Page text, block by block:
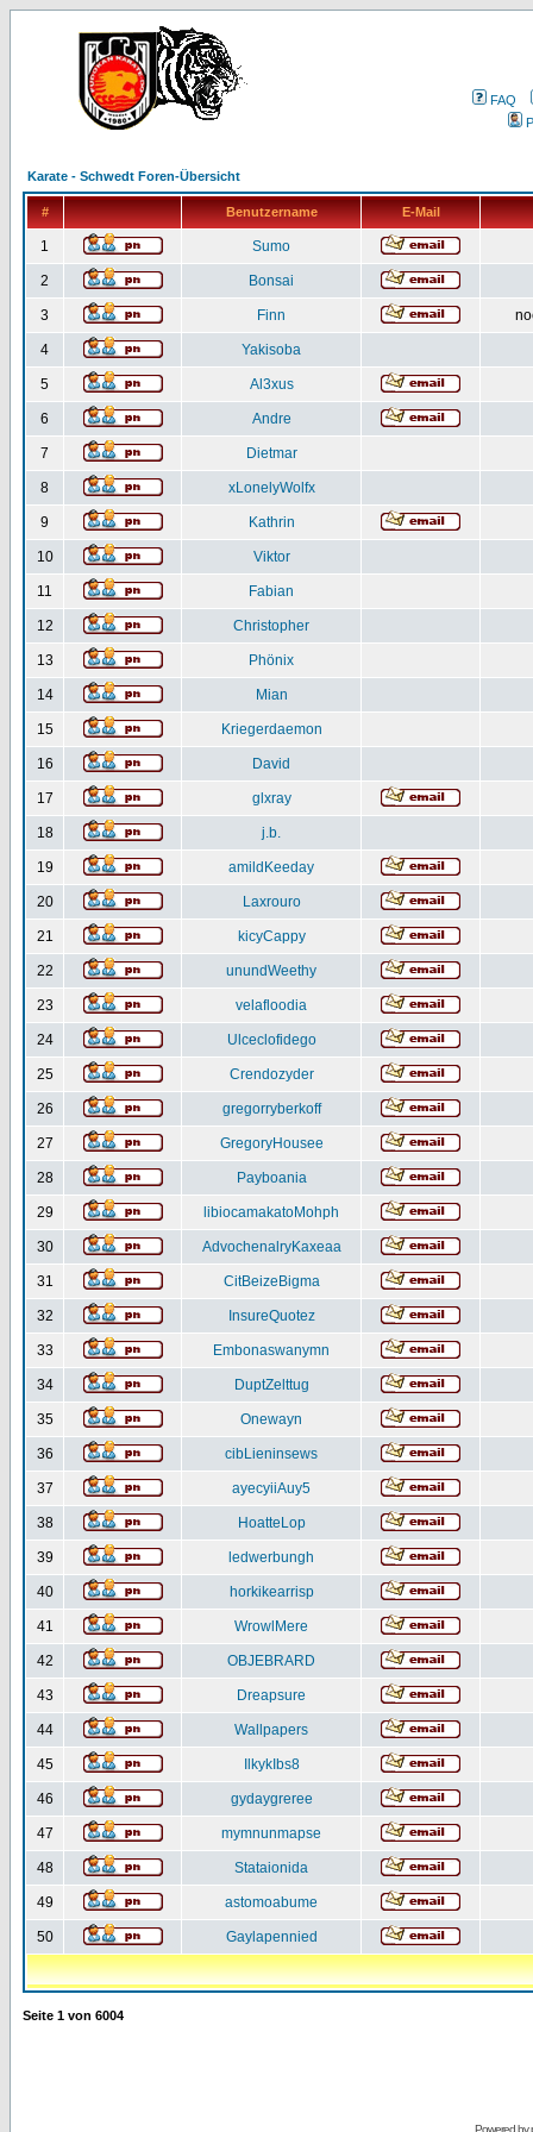
FAQ
Karate - Schwedt Foren-Übersicht
# Benutzername E-Mail
1 Sumo
2 Bonsai
3 Finn
4 Yakisoba
5 Al3xus
6 Andre
7 Dietmar
8 xLonelyWolfx
9 Kathrin
10 Viktor
11 Fabian
12 Christopher
13 Phönix
14 Mian
15 Kriegerdaemon
16 David
17 glxray
18 j.b.
19 amildKeeday
20 Laxrouro
21 kicyCappy
22 unundWeethy
23 velafloodia
24 Ulceclofidego
25 Crendozyder
26 gregorryberkoff
27 GregoryHousee
28 Payboania
29 libiocamakatoMohph
30 AdvochenalryKaxeaa
31 CitBeizeBigma
32 InsureQuotez
33 Embonaswanymn
34 DuptZelttug
35 Onewayn
36 cibLieninsews
37 ayecyiiAuy5
38 HoatteLop
39 ledwerbungh
40 horkikearrisp
41 WrowlMere
42 OBJEBRARD
43 Dreapsure
44 Wallpapers
45 IlkykIbs8
46 gydaygreree
47 mymnunmapse
48 Stataionida
49 astomoabume
50 Gaylapennied
Seite 1 von 6004
Powered by